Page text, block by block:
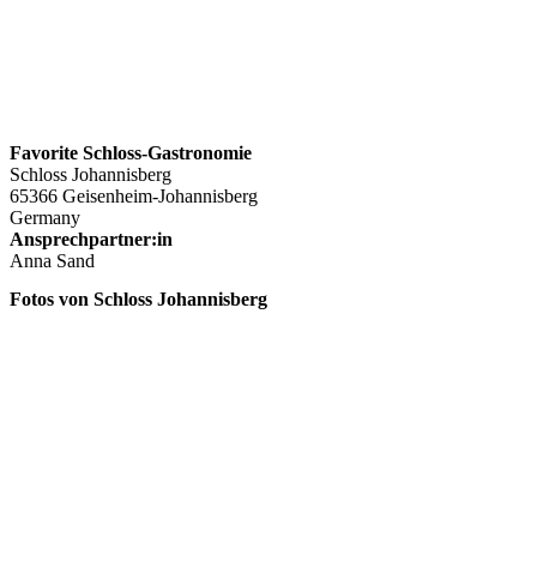
Favorite Schloss-Gastronomie
Schloss Johannisberg
65366 Geisenheim-Johannisberg
Germany
Ansprechpartner:in
Anna Sand
Fotos von Schloss Johannisberg